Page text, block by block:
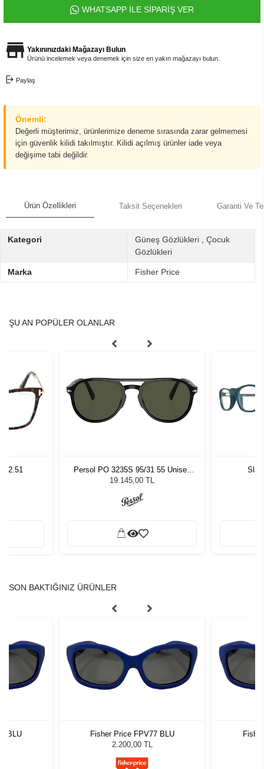
WHATSAPP İLE SİPARİŞ VER
Yakınınızdaki Mağazayı Bulun
Ürünü incelemek veya denemek için size en yakın mağazayı bulun.
Paylaş
Önemli:
Değerli müşterimiz, ürünlerimize deneme sırasında zarar gelmemesi
için güvenlik kilidi takılmıştır. Kilidi açılmış ürünler iade veya
değişime tabi değildir.
Ürün Özellikleri Taksit Seçenekleri Garanti Ve
Kategori Güneş Gözlükleri
Çocuk
Gözlükleri
Marka Fisher Price
ŞU AN POPÜLER OLANLAR
02.51
Persol PO 3235S 95/31 55 Unisex
Güneş Gözlüğü
19.145,00 TL
SON BAKTIĞINIZ ÜRÜNLER
BLU
Fisher Price FPV77 BLU
2.200,00 TL